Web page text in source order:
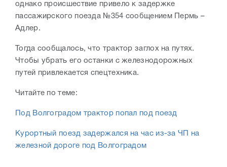
однако происшествие привело к задержке
пассажирского поезда №354 сообщением Пермь –
Адлер.
Тогда сообщалось, что трактор заглох на путях.
Чтобы убрать его останки с железнодорожных
путей привлекается спецтехника.
Читайте по теме:
Под Волгоградом трактор попал под поезд
Курортный поезд задержался на час из-за ЧП на
железной дороге под Волгоградом